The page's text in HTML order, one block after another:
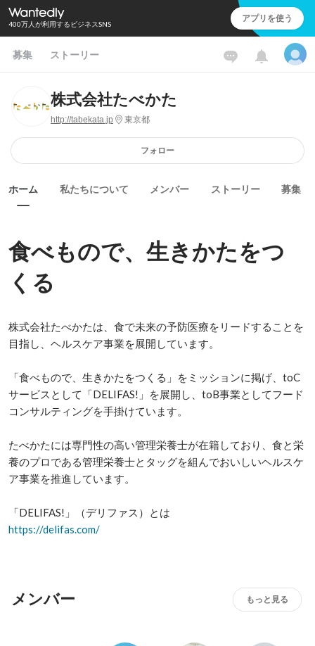
400万人が利用するビジネスSNS アプリを使う
募集 ストーリー
株式会社たべかた
http://tabekata.jp 東京都
フォロー
ホーム 私たちについて メンバー ストーリー 募集
食べもので、生きかたをつ
くる
株式会社たべかたは、食で未来の予防医療をリードすることを
目指し、ヘルスケア事業を展開しています。
「食べもので、生きかたをつくる」をミッションに掲げ、toC
サービスとして「DELIFAS!」を展開し、toB事業としてフード
コンサルティングを手掛けています。
たべかたには専門性の高い管理栄養士が在籍しており、食と栄
養のプロである管理栄養士とタッグを組んでおいしいヘルスケ
ア事業を推進しています。
https://delifas.com/
メンバー もっと見る